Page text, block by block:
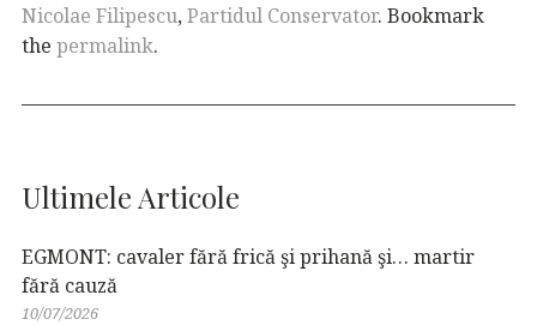
Nicolae Filipescu,Partidul Conservator. Bookmark
the permalink.
Ultimele Articole
EGMONT: cavaler fără frică şi prihană şi… martir
fără cauză
10/07/2026